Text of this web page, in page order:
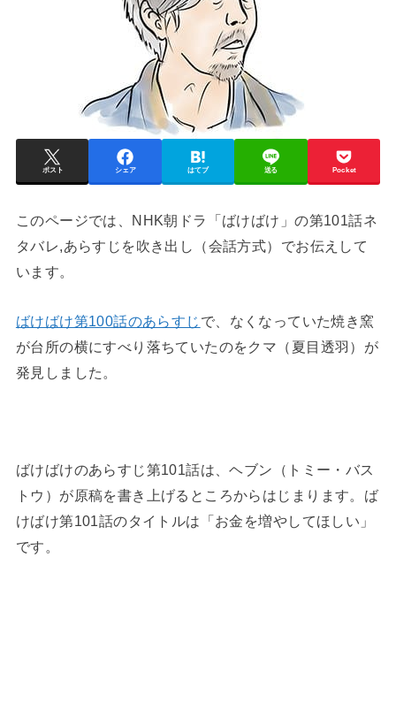
ポスト シェア はてブ 送る Pocket
このページでは、NHK朝ドラ「ばけばけ」の第101話ネ
タバレ,あらすじを吹き出し（会話方式）でお伝えして
います。
ばけばけ第100話のあらすじ で、なくなっていた焼き窯
が台所の横にすべり落ちていたのをクマ（夏目透羽）が
発見しました。
ばけばけのあらすじ第101話は、ヘブン（トミー・バス
トウ）が原稿を書き上げるところからはじまります。ば
けばけ第101話のタイトルは「お金を増やしてほしい」
です。